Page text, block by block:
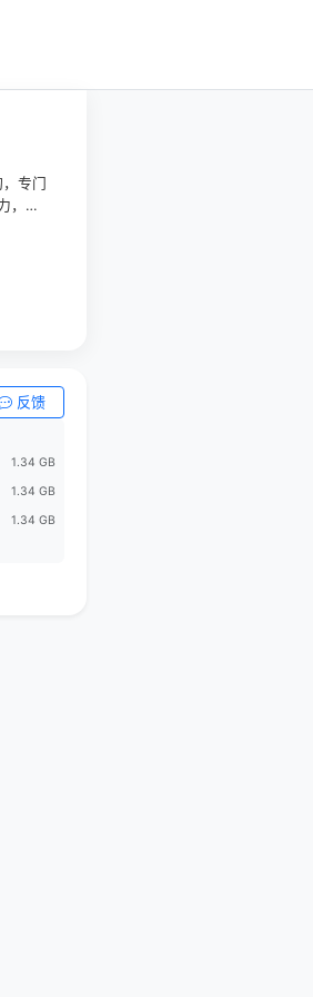
专门
，是
礼 配
反馈
1.34 GB
1.34 GB
1.34 GB